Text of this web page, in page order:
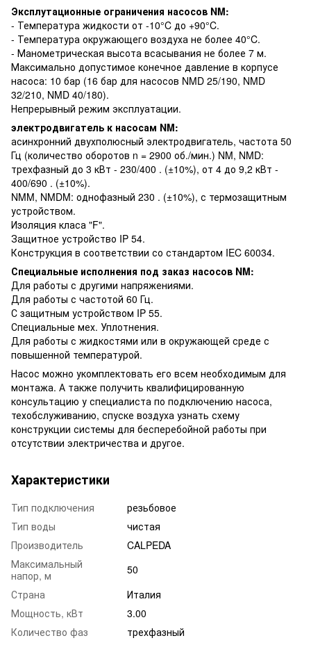
Эксплутационные ограничения насосов NM:
- Температура жидкости от -10°C до +90°C.
- Температура окружающего воздуха не более 40°C.
- Манометрическая высота всасывания не более 7 м.
Максимально допустимое конечное давление в корпусе
насоса: 10 бар (16 бар для насосов NMD 25/190, NMD
32/210, NMD 40/180).
Непрерывный режим эксплуатации.
электродвигатель к насосам NM:
асинхронний двухполюсный электродвигатель, частота 50
Гц (количество оборотов n = 2900 об./мин.) NM, NMD:
трехфазный до 3 кВт - 230/400 . (±10%), от 4 до 9,2 кВт -
400/690 . (±10%).
NMM, NMDM: однофазный 230 . (±10%), с термозащитным
устройством.
Изоляция класа "F".
Защитное устройство IP 54.
Конструкция в соответствии со стандартом IEC 60034.
Специальные исполнения под заказ насосов NM:
Для работы с другими напряжениями.
Для работы с частотой 60 Гц.
С защитным устройством IP 55.
Специальные мех. Уплотнения.
Для работы с жидкостями или в окружающей среде с
повышенной температурой.
Насос можно укомплектовать его всем необходимым для
монтажа. А также получить квалифицированную
консультацию у специалиста по подключению насоса,
техобслуживанию, спуске воздуха узнать схему
конструкции системы для бесперебойной работы при
отсутствии электричества и другое.
Характеристики
Тип подключения
резьбовое
Тип воды
чистая
Производитель
CALPEDA
Максимальный
напор, м
50
Страна
Италия
Мощность, кВт
3.00
Количество фаз
трехфазный